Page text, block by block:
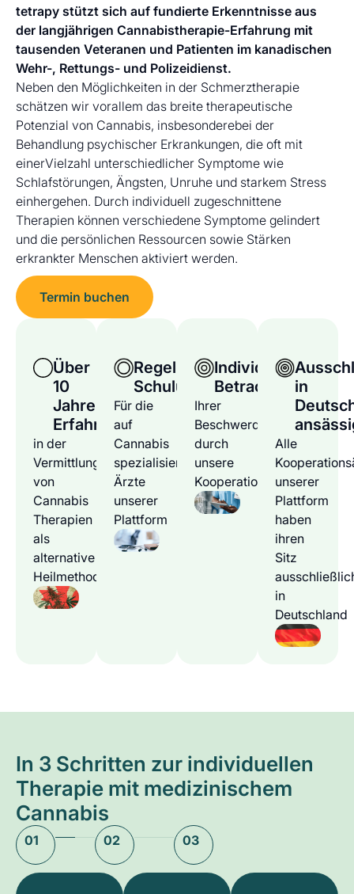
tetrapy stützt sich auf fundierte Erkenntnisse aus
der langjährigen Cannabistherapie-Erfahrung mit
tausenden Veteranen und Patienten im kanadischen
Wehr-, Rettungs- und Polizeidienst.
Neben den Möglichkeiten in der Schmerztherapie
schätzen wir vorallem das breite therapeutische
Potenzial von Cannabis, insbesonderebei der
Behandlung psychischer Erkrankungen, die oft mit
einerVielzahl unterschiedlicher Symptome wie
Schlafstörungen, Ängsten, Unruhe und starkem Stress
einhergehen. Durch individuell zugeschnittene
Therapien können verschiedene Symptome gelindert
und die persönlichen Ressourcen sowie Stärken
erkrankter Menschen aktiviert werden.
Termin buchen
Über
10
Jahre
Erfahrung
in der
Vermittlung
von
Cannabis
Therapien
als
alternative
Heilmethode
Regelmäßige
Schulungen
Für die
auf
Cannabis
spezialisierten
Ärzte
unserer
Plattform
Individuelle
Betrachtung
Ihrer
Beschwerden
durch
unsere
Kooperationsärzte
in
Alle
unserer
Plattform
haben
ihren
Sitz
in
Deutschland
In 3 Schritten zur individuellen
Therapie mit medizinischem
Cannabis
01 02 03